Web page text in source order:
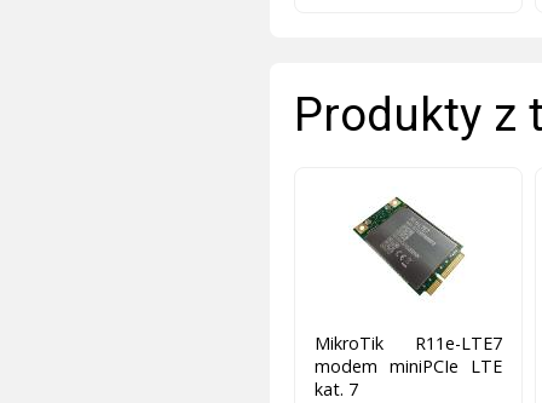
Produkty z
MikroTik R11e-LTE7
modem miniPCIe LTE
kat. 7